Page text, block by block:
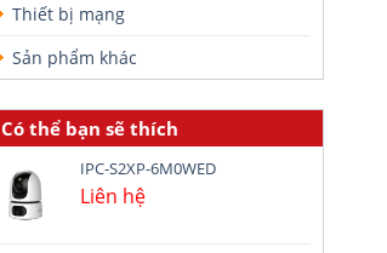
Thiết bị mạng
Sản phẩm khác
Có thể bạn sẽ thích
IPC-S2XP-6M0WED
Liên hệ